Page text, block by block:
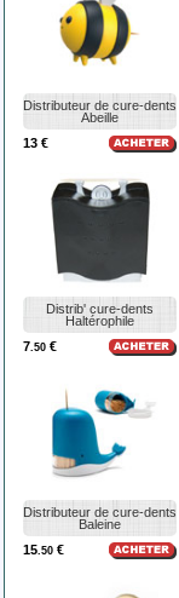
Distributeur de cure-dents
Abeille
13 €
Distrib' cure-dents
Haltérophile
7.50 €
Distributeur de cure-dents
Baleine
15.50 €